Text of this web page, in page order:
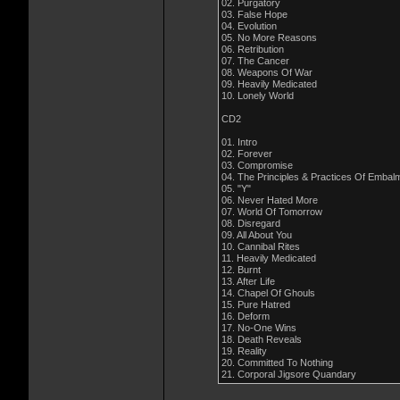
02. Purgatory
03. False Hope
04. Evolution
05. No More Reasons
06. Retribution
07. The Cancer
08. Weapons Of War
09. Heavily Medicated
10. Lonely World
CD2
01. Intro
02. Forever
03. Compromise
04. The Principles & Practices Of
05. "Y"
06. Never Hated More
07. World Of Tomorrow
08. Disregard
09. All About You
10. Cannibal Rites
11. Heavily Medicated
12. Burnt
13. After Life
14. Chapel Of Ghouls
15. Pure Hatred
16. Deform
17. No-One Wins
18. Death Reveals
19. Reality
20. Committed To Nothing
21. Corporal Jigsore Quandary